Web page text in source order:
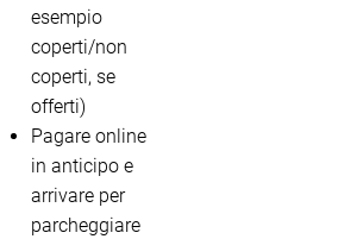
esempio
coperti/non
coperti, se
offerti)
Pagare online
in anticipo e
arrivare per
parcheggiare